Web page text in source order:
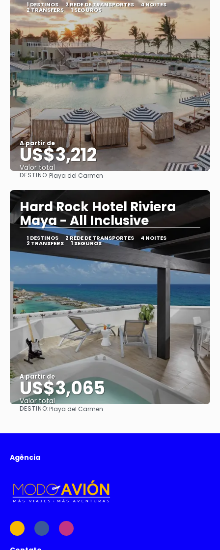
1 DESTINOS 2 REDE DE TRANSPORTES 4 NOITES
2 TRANSFERS 1 SEGUROS
A partir de
US$3,212
Valor total
Saiba mais
DESTINO:Playa del Carmen
Hard Rock Hotel Riviera
Maya - All Inclusive
1 DESTINOS 2 REDE DE TRANSPORTES 4 NOITES
2 TRANSFERS 1 SEGUROS
A partir de
US$3,065
Valor total
Saiba mais
DESTINO:Playa del Carmen
Agência